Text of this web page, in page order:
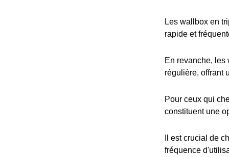
Les wallbox en
rapide et
En revanche,
régulière, offrant
Pour ceux qui
constituent une
Il est crucial de
fréquence